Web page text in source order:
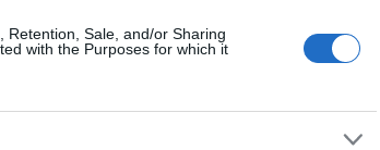
Retention, Sale, and/or Sharing
with the Purposes for which it
26,3%